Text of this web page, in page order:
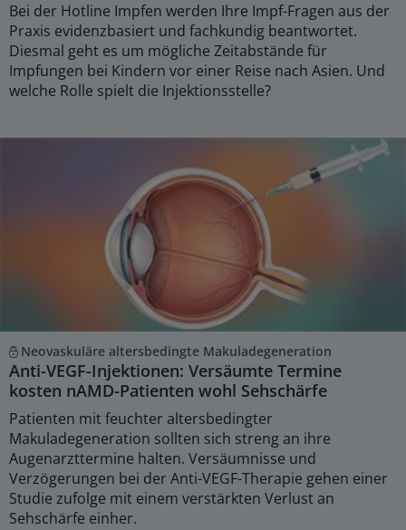
Bei der Hotline Impfen werden Ihre Impf-Fragen aus der
Praxis evidenzbasiert und fachkundig beantwortet.
Diesmal geht es um mögliche Zeitabstände für
Impfungen bei Kindern vor einer Reise nach Asien. Und
welche Rolle spielt die Injektionsstelle?
Neovaskuläre altersbedingte Makuladegeneration
Anti-VEGF-Injektionen: Versäumte Termine
kosten nAMD-Patienten wohl Sehschärfe
Patienten mit feuchter altersbedingter
Makuladegeneration sollten sich streng an ihre
Augenarzttermine halten. Versäumnisse und
Verzögerungen bei der Anti-VEGF-Therapie gehen einer
Studie zufolge mit einem verstärkten Verlust an
Sehschärfe einher.